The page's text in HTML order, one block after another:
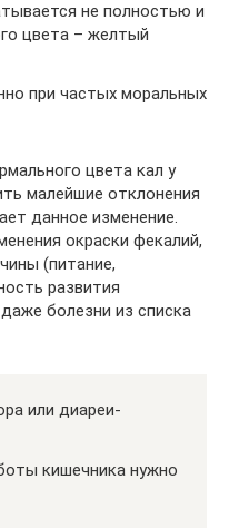
не полностью и
цвета – желтый
при частых моральных
цвета кал у
малейшие отклонения
данное изменение.
окраски фекалий,
(питание,
развития
болезни из списка
или диареи-
кишечника нужно